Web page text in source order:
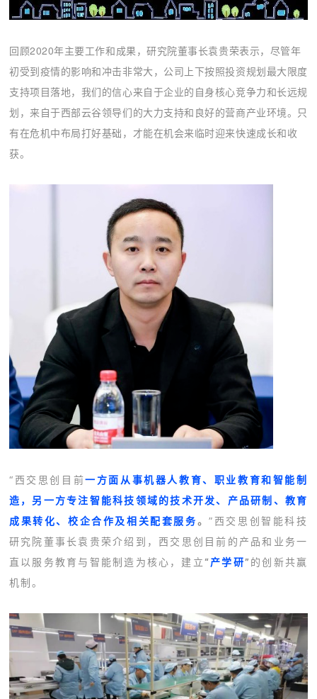
回顾2020年主要工作和成果，研究院董事长袁贵荣表示， 尽管年
初受到疫情的影响和冲击非常大 ， 公司上下按照投资规划最大限度
支持项目落地，我们的信心来自于企业的自身核心竞争力和长远规
划，来自于西部云谷领导们的大力支持和良好的营商产业环境。只
有在危机中布局打好基础，才能在机会来临时迎来快速成长和收
获。
“西交思创目前一方面从事机器人教育、职业教育和智能制
造，另一方专注智能科技领域的技术开发、产品研制、教育
成果转化、校企合作及相关配套服务。”西交思创智能科技
研究院董事长袁贵荣介绍到，西交思创目前的产品和业务一
直以服务教育与智能制造为核心，建立“产学研” 的创新共赢
机制。